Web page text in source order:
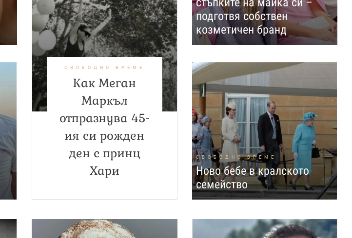
СВОБОДНО ВРЕМЕ
Как Меган
Маркъл
отпразнува 45-
ия си рожден
ден с принц
Хари
подготвя собствен
козметичен бранд
СВОБОДНО ВРЕМЕ
Ново бебе в кралското
семейство